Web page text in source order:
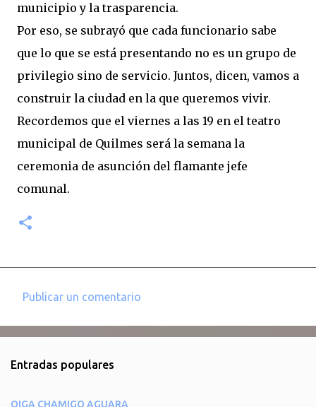
municipio y la trasparencia.
Por eso, se subrayó que cada funcionario sabe
que lo que se está presentando no es un grupo de
privilegio sino de servicio. Juntos, dicen, vamos a
construir la ciudad en la que queremos vivir.
Recordemos que el viernes a las 19 en el teatro
municipal de Quilmes será la semana la
ceremonia de asunción del flamante jefe
comunal.
e
Publicar un comentario
Entradas populares
OIGA CHAMIGO AGUARA